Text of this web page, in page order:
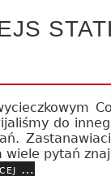
do
pytań
…